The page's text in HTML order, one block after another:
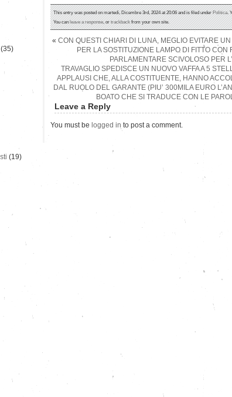
This entry was posted on martedì, Dicembre 3rd, 2024 at 20:06 and is filed underPolitica.
You canleave a response, ortrackbackfrom your own site.
« CON QUESTI CHIARI DI LUNA, MEGLIO EVITARE
PER LA SOSTITUZIONE LAMPO DI FITTO CON
PARLAMENTARE SCIVOLOSO PER
TRAVAGLIO SPEDISCE UN NUOVO VAFFA A 5
APPLAUSI CHE, ALLA COSTITUENTE, HANNO
DAL RUOLO DEL GARANTE (PIU’ 300MILA EURO
BOATO CHE SI TRADUCE CON LE
Leave a Reply
You must be logged in to post a comment.
(35)
(19)